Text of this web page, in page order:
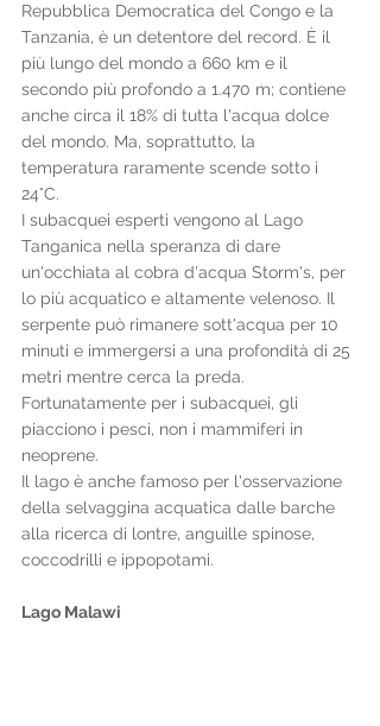
Repubblica Democratica del Congo e la
Tanzania, è un detentore del record. È il
più lungo del mondo a 660 km e il
secondo più profondo a 1.470 m; contiene
anche circa il 18% di tutta l'acqua dolce
del mondo. Ma, soprattutto, la
temperatura raramente scende sotto i
24°C.
I subacquei esperti vengono al Lago
Tanganica nella speranza di dare
un'occhiata al cobra d'acqua Storm's, per
lo più acquatico e altamente velenoso. Il
serpente può rimanere sott'acqua per 10
minuti e immergersi a una profondità di 25
metri mentre cerca la preda.
Fortunatamente per i subacquei, gli
piacciono i pesci, non i mammiferi in
neoprene.
Il lago è anche famoso per l'osservazione
della selvaggina acquatica dalle barche
alla ricerca di lontre, anguille spinose,
coccodrilli e ippopotami.
Lago Malawi